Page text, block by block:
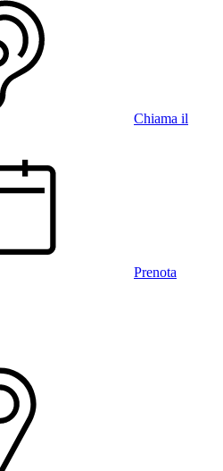
Chiama il
Prenota